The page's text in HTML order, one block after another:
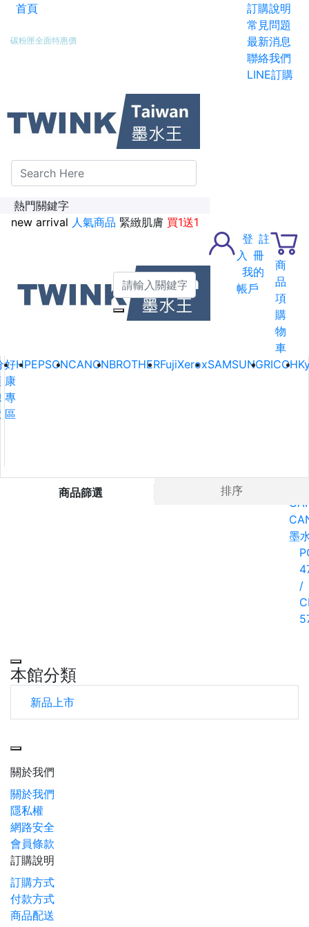
首頁
新加入會員送紅利金100點
碳粉匣全面特惠價
訂購說明
常見問題
最新消息
聯絡我們
LINE訂購
熱門關鍵字
new arrival 人氣商品 緊緻肌膚 買1送1
登
入
註
冊
我的
帳戶
商
品
項
購
物
車
好
康
專
區
HPEPSONCANONBROTHERFujiXeroxSAMSUNGRICOH
商品篩選 排序
墨
/
本館分類
新品上市
關於我們
關於我們
隱私權
網路安全
會員條款
訂購說明
訂購方式
付款方式
商品配送